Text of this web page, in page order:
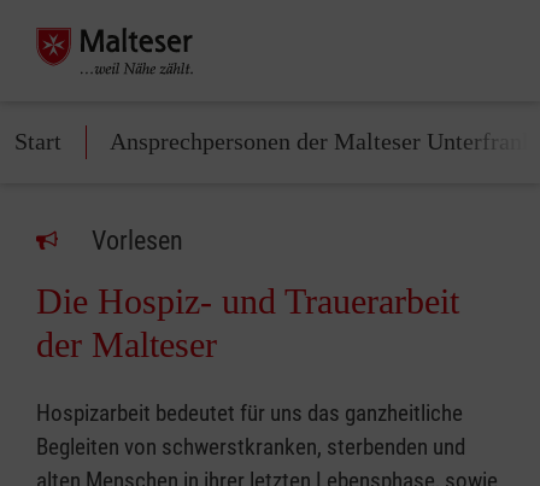
Start Ansprechpersonen der Malteser
Vorlesen
Die Hospiz- und Trauerarbeit
der Malteser
Hospizarbeit bedeutet für uns das ganzheitliche
Begleiten von schwerstkranken, sterbenden und